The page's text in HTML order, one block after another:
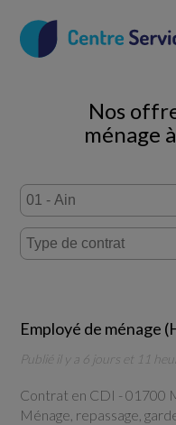
Nos
ménage
Employé de ménage
Publié il y a 6 jours et 11
Contrat en CDI -01700
Ménage, repassage,